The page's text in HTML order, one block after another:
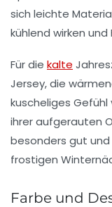
sich leichte
kühlend wirken
Für die kalte
Jersey, die
kuscheliges
ihrer aufgerauten
besonders gut
frostigen
Farbe und